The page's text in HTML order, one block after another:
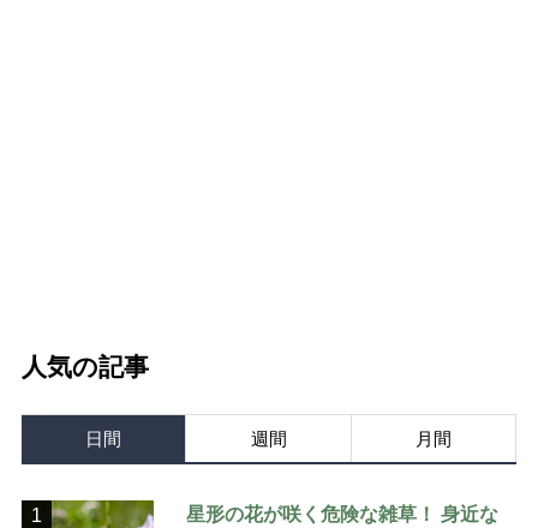
人気の記事
日間 週間 月間
1
星形の花が咲く危険な雑草！ 身近な